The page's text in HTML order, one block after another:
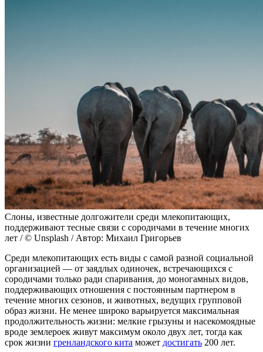
Слоны, известные долгожители среди млекопитающих,
поддерживают тесные связи с сородичами в течение многих
лет / © Unsplash / Автор: Михаил Григорьев
Среди млекопитающих есть виды с самой разной социальной
организацией — от заядлых одиночек, встречающихся с
сородичами только ради спаривания, до моногамных видов,
поддерживающих отношения с постоянным партнером в
течение многих сезонов, и животных, ведущих групповой
образ жизни. Не менее широко варьируется максимальная
продолжительность жизни: мелкие грызуны и насекомоядные
вроде землероек живут максимум около двух лет, тогда как
срок жизни гренландского кита может достигать 200 лет.